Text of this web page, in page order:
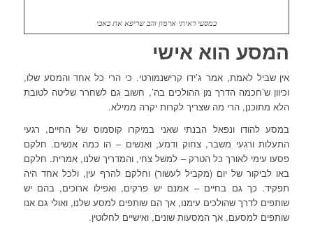
במסעי ראיתי ארמון זהב שריפא את כאבי
המסע הוא אישי
אין שביל לאמת, אמר ג’ידו קרישנמורטי. כי הרי כל אחד והמסע שלו,
וכיוון ש’חכמה הדרך מן ההולכים בה’, חשוב גם לשחרר שליטה לטובת
הלא מתוכנן, הרי מה שצריך לקרות יקרה ממילא.
במסע להודו ונפאל הבנתי שאני במיקרו קוסמוס של החיים, רגעי
התעלות ורגעי משבר, צחוק ודמע, ואנשים – הו כמה אנשים. חלקם
פסעו עימי לאורך כל הטרק – למשל צחי, והמדריך שלנו, אמרית. חלקם
באו לביקור של יום (מקביל לעשור) וחלקם להרף עין, ולכל אחד היה
תפקיד. כך גם בחיים – אמנם יש פרקים, ואפילו ארוכים, בהם יש
שותפים לדרך שהולכים עימנו, אך הם שותפים למסע שלנו, ואולי גם אנו
שותפים למסעם, אך המסעות שונים, ואישיים לחלוטין.